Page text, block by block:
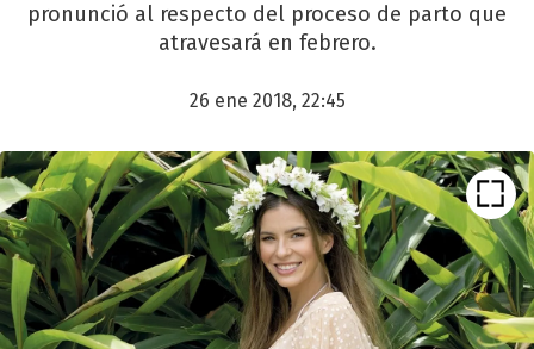
pronunció al respecto del proceso de parto que
atravesará en febrero.
26 ene 2018, 22:45